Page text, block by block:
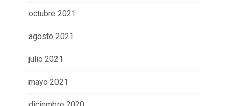
octubre 2021
agosto 2021
julio 2021
mayo 2021